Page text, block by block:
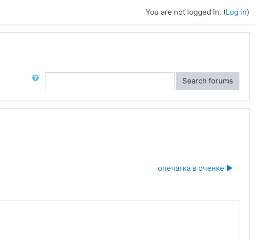
You are not logged in. (Log in)
Search forums
опечатка в оченке ▶︎